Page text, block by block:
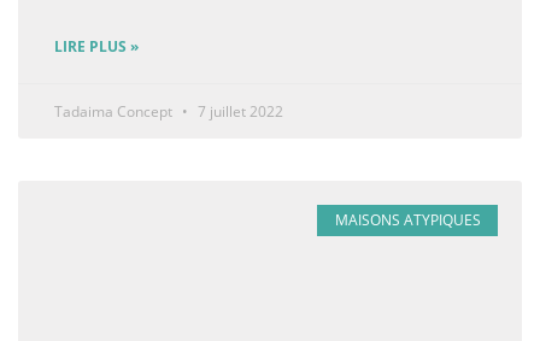
LIRE PLUS »
Tadaima Concept 7 juillet 2022
MAISONS ATYPIQUES